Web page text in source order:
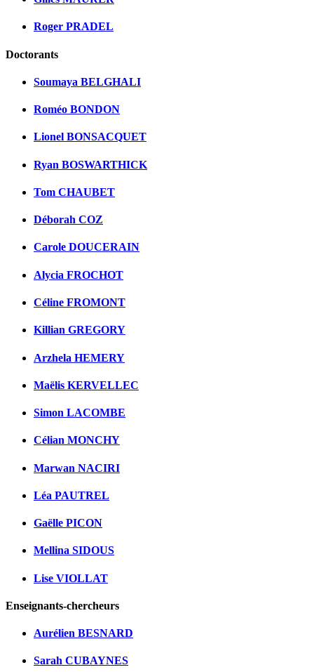
Roger PRADEL
Doctorants
Soumaya BELGHALI
Roméo BONDON
Lionel BONSACQUET
Ryan BOSWARTHICK
Tom CHAUBET
Déborah COZ
Carole DOUCERAIN
Alycia FROCHOT
Céline FROMONT
Killian GREGORY
Arzhela HEMERY
Maëlis KERVELLEC
Simon LACOMBE
Célian MONCHY
Marwan NACIRI
Léa PAUTREL
Gaëlle PICON
Mellina SIDOUS
Lise VIOLLAT
Enseignants-chercheurs
Aurélien BESNARD
Sarah CUBAYNES